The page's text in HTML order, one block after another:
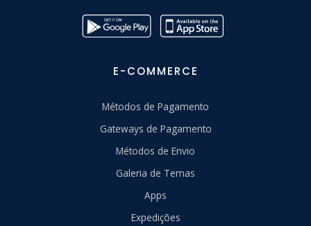
E-COMMERCE
Métodos de Pagamento
Gateways de Pagamento
Métodos de Envio
Galeria de Temas
Apps
Expedições